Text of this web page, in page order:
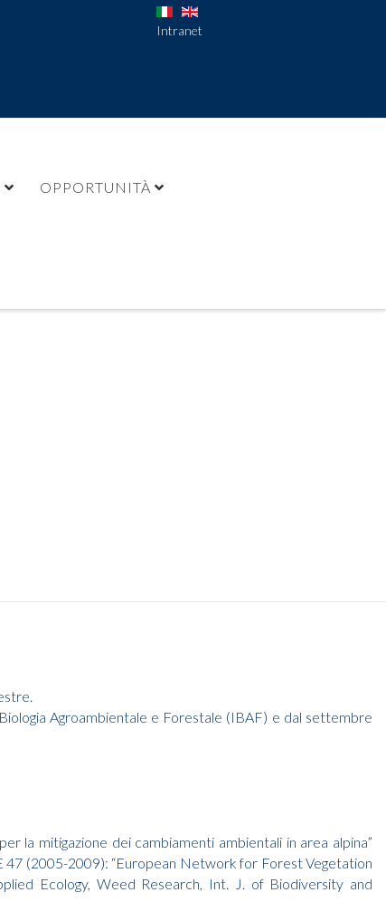
Intranet
OPPORTUNITÀ
Agroambientale e Forestale (IBAF) e dal settembre
la mitigazione dei cambiamenti ambientali in area alpina”
47 (2005-2009): “European Network for Forest Vegetation
Ecology, Weed Research, Int. J. of Biodiversity and